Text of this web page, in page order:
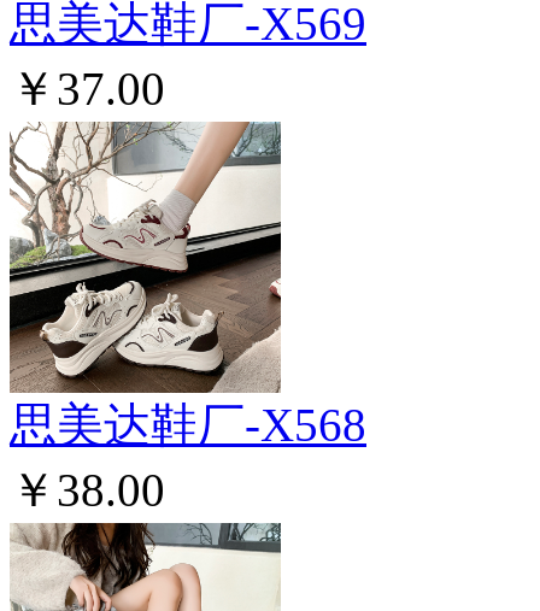
思美达鞋厂-X569
￥37.00
思美达鞋厂-X568
￥38.00